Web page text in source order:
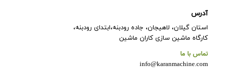
آدرس
استان گیلان، لاهیجان، جاده رودبنه،ابتدای رودبنه،
کارگاه ماشین سازی کاران ماشین
تماس با ما
info@karanmachine.com